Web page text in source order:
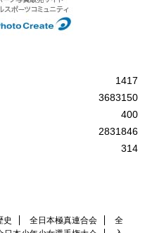
1417
3683150
400
2831846
314
史 全日本極真連合会
全